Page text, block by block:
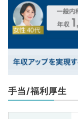
手当/福利厚生